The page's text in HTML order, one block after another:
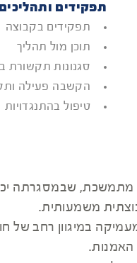
תפקידים
תפקידים בקבוצה
תוכן מול תהליך
סגנונות תקשורת
הקשבה פעילה
טיפול בהתנגדויות
שבמסגרתה
משמעותית.
במיגוון רחב של